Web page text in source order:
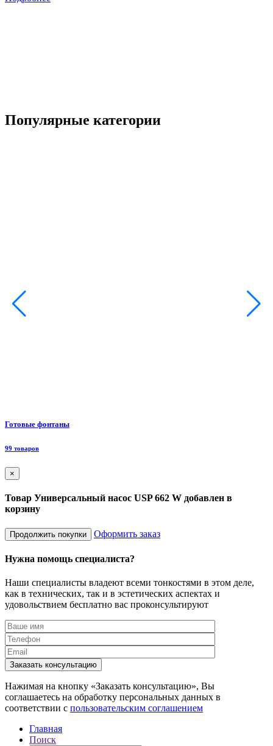
Популярные категории
Готовые фонтаны
99 товаров
×
Товар Универсальный насос USP 662 W добавлен в
корзину
Продолжить покупки Оформить заказ
Нужна помощь специалиста?
Наши специалисты владеют всеми тонкостями в этом деле,
как в технических, так и в эстетических аспектах и
удовольствием бесплатно вас проконсультируют
Заказать консультацию
Нажимая на кнопку «Заказать консультацию», Вы
соглашаетесь на обработку персональных данных в
соответствии с пользовательским соглашением
Главная
Поиск